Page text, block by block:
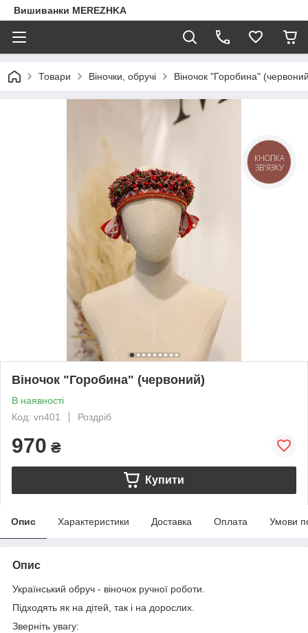
Вишиванки MEREZHKA
Товари Віночки, обручі Віночок "Горобина"
Віночок "Горобина" (червоний)
В наявності
Код: vn401
Роздріб
970 ₴
Купити
Опис Характеристики Доставка Оплата Умови
Опис
Український обруч - віночок ручної роботи.
Підходять як на дітей, так і на дорослих.
Зверніть увагу:
КНОПКА
ЗВ'ЯЗКУ